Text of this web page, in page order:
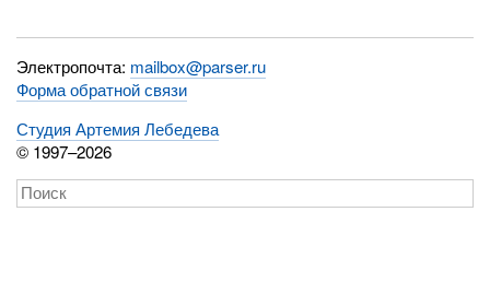
Электропочта: mailbox@parser.ru
Форма обратной связи
Студия Артемия Лебедева
© 1997–2026